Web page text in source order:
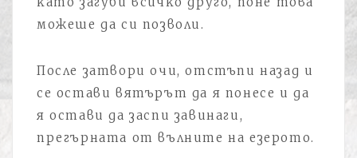
можеше да си позволи.
После затвори очи, отстъпи назад и
се остави вятърът да я понесе и да
я остави да заспи завинаги,
прегърната от вълните на езерото.